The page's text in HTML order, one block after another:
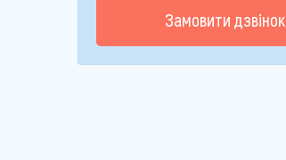
Замовити дзвінок